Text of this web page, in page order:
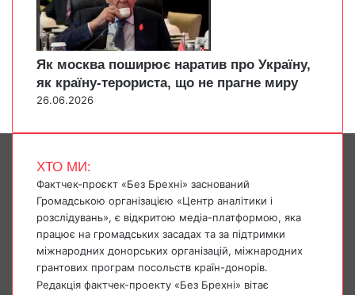
Як москва поширює наратив про Україну,
як країну-терориста, що не прагне миру
26.06.2026
ХТО МИ:
Фактчек-проєкт «Без Брехні» заснований
Громадською організацією «Центр аналітики і
розслідувань», є відкритою медіа-платформою, яка
працює на громадських засадах та за підтримки
міжнародних донорських організацій, міжнародних
грантових програм посольств країн-донорів.
Редакція фактчек-проекту «Без Брехні» вітає